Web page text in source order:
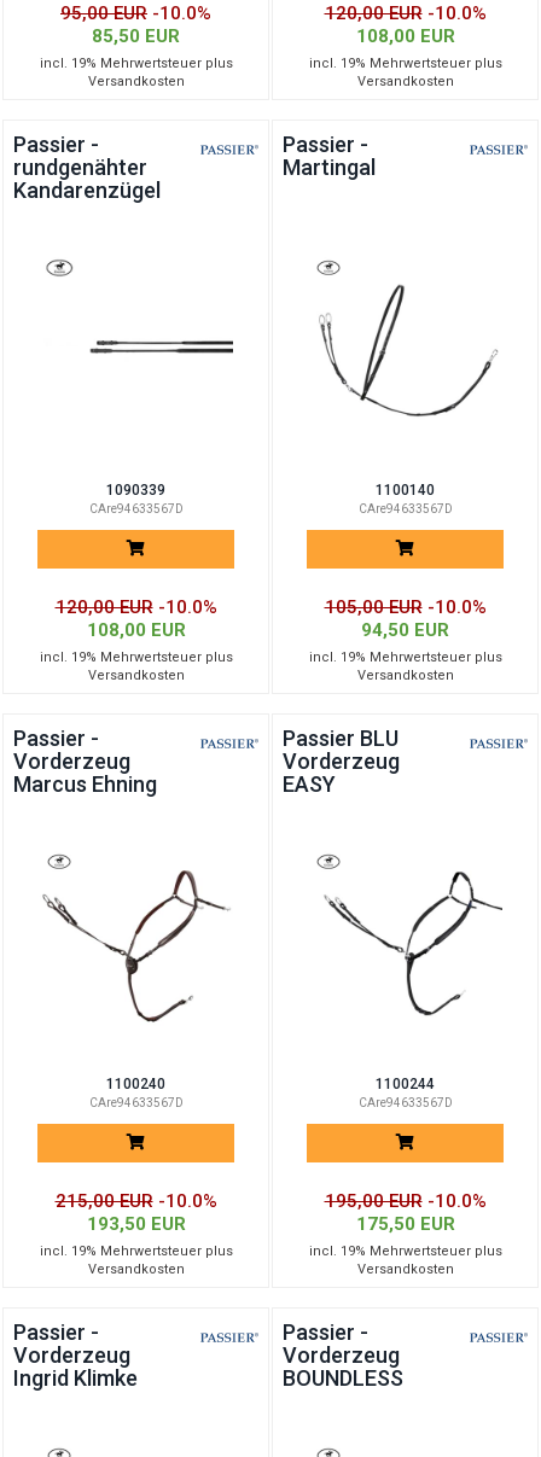
95,00 EUR -10.0%
85,50 EUR
incl. 19% Mehrwertsteuer plus
Versandkosten
120,00 EUR -10.0%
108,00 EUR
incl. 19% Mehrwertsteuer plus
Versandkosten
Passier -
rundgenähter
Kandarenzügel
1090339
CAre94633567D
120,00 EUR -10.0%
108,00 EUR
incl. 19% Mehrwertsteuer plus
Versandkosten
Passier -
Martingal
1100140
CAre94633567D
105,00 EUR -10.0%
94,50 EUR
incl. 19% Mehrwertsteuer plus
Versandkosten
Passier -
Vorderzeug
Marcus Ehning
1100240
CAre94633567D
215,00 EUR -10.0%
193,50 EUR
incl. 19% Mehrwertsteuer plus
Versandkosten
Passier BLU
Vorderzeug
EASY
1100244
CAre94633567D
195,00 EUR -10.0%
175,50 EUR
incl. 19% Mehrwertsteuer plus
Versandkosten
Passier -
Vorderzeug
Ingrid Klimke
Passier -
Vorderzeug
BOUNDLESS